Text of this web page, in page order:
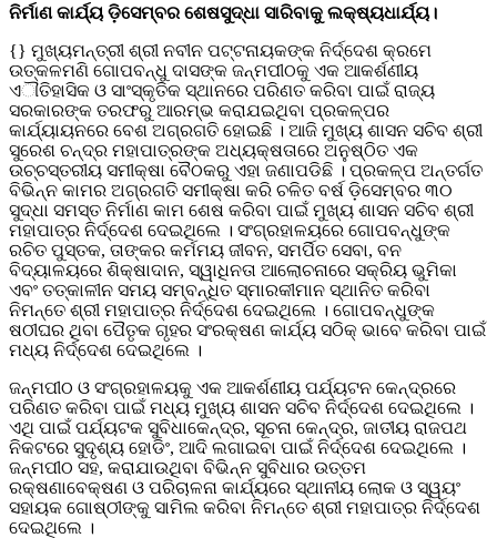
ନିର୍ମାଣ କାର୍ଯ୍ୟ ଡ଼ିସେମ୍ବର ଶେଷସୁଦ୍ଧା ସାରିବାକୁ ଲକ୍ଷ୍ୟଧାର୍ଯ୍ୟ।
{} ମୁଖ୍ୟମନ୍ତ୍ରୀ ଶ୍ରୀ ନବୀନ ପଟ୍ଟନାୟକଙ୍କ ନିର୍ଦ୍ଦେଶ କ୍ରମେ
ଉତ୍କଳମଣି ଗୋପବନ୍ଧୁ ଦାସଙ୍କ ଜନ୍ମପୀଠକୁ ଏକ ଆକର୍ଶଣୀୟ
ଏୗତିହାସିକ ଓ ସାଂସ୍କୃତିକ ସ୍ଥାନରେ ପରିଣତ କରିବା ପାଇଁ ରାଜ୍ୟ
ସରକାରଙ୍କ ତରଫରୁ ଆରମ୍ଭ କରାଯଇଥିବା ପ୍ରକଳ୍ପର
କାର୍ଯ୍ୟାୟନରେ ବେଶ ଅଗ୍ରଗତି ହୋଇଛି । ଆଜି ମୁଖ୍ୟ ଶାସନ ସଚିବ ଶ୍ରୀ
ସୁରେଶ ଚନ୍ଦ୍ର ମହାପାତ୍ରଙ୍କ ଅଧ୍ୟକ୍ଷତାରେ ଅନୁଷ୍ଠିତ ଏକ
ଉଚ୍ଚସ୍ତରୀୟ ସମୀକ୍ଷା ବୈଠକରୁ ଏହା ଜଣାପଡିଛି । ପ୍ରକଳ୍ପ ଅନ୍ତର୍ଗତ
ବିଭିନ୍ନ କାମର ଅଗ୍ରଗତି ସମୀକ୍ଷା କରି ଚଳିତ ବର୍ଷ ଡ଼ିସେମ୍ବର ୩୦
ସୁଦ୍ଧା ସମସ୍ତ ନିର୍ମାଣ କାମ ଶେଷ କରିବା ପାଇଁ ମୁଖ୍ୟ ଶାସନ ସଚିବ ଶ୍ରୀ
ମହାପାତ୍ର ନିର୍ଦ୍ଦେଶ ଦେଇଥିଲେ । ସଂଗ୍ରହାଳୟରେ ଗୋପବନ୍ଧୁଙ୍କ
ରଚିତ ପୁସ୍ତକ, ତାଙ୍କର କର୍ମମୟ ଜୀବନ, ସମର୍ପିତ ସେବା, ବନ
ବିଦ୍ୟାଳୟରେ ଶିକ୍ଷାଦାନ, ସ୍ୱାଧିନତା ଆଲୋଚନାରେ ସକ୍ରିୟ ଭୁମିକା
ଏବଂ ତତ୍କାଳୀନ ସମୟ ସମ୍ବନ୍ଧିତ ସ୍ମାରକୀମାନ ସ୍ଥାନିତ କରିବା
ନିମନ୍ତେ ଶ୍ରୀ ମହାପାତ୍ର ନିର୍ଦ୍ଦେଶ ଦେଇଥିଲେ । ଗୋପବନ୍ଧୁଙ୍କ
ଷଠୀଘର ଥିବା ପୈତୃକ ଗୃହର ସଂରକ୍ଷଣ କାର୍ଯ୍ୟ ସଠିକ୍ ଭାବେ କରିବା ପାଇଁ
ମଧ୍ୟ ନିର୍ଦ୍ଦେଶ ଦେଇଥିଲେ ।
ଜନ୍ମପୀଠ ଓ ସଂଗ୍ରହାଳୟକୁ ଏକ ଆକର୍ଶଣୀୟ ପର୍ଯ୍ୟଟନ କେନ୍ଦ୍ରରେ
ପରିଣତ କରିବା ପାଇଁ ମଧ୍ୟ ମୁଖ୍ୟ ଶାସନ ସଚିବ ନିର୍ଦ୍ଦେଶ ଦେଇଥିଲେ ।
ଏଥି ପାଇଁ ପର୍ଯ୍ୟଟକ ସୁବିଧାକେନ୍ଦ୍ର, ସୂଚନା କେନ୍ଦ୍ର, ଜାତୀୟ ରାଜପଥ
ନିକଟରେ ସୁଦୃଶ୍ୟ ହୋଡିଂ, ଆଦି ଲଗାଇବା ପାଇଁ ନିର୍ଦ୍ଦେଶ ଦେଇଥିଲେ ।
ଜନ୍ମପୀଠ ସହ, କରାଯାଉଥିବା ବିଭିନ୍ନ ସୁବିଧାର ଉତ୍ତମ
ରକ୍ଷଣାବେକ୍ଷଣ ଓ ପରିଚାଳନା କାର୍ଯ୍ୟରେ ସ୍ଥାନୀୟ ଲୋକ ଓ ସ୍ୱୟଂ
ସହାୟକ ଗୋଷ୍ଠୀଙ୍କୁ ସାମିଲ କରିବା ନିମନ୍ତେ ଶ୍ରୀ ମହାପାତ୍ର ନିର୍ଦ୍ଦେଶ
ଦେଇଥିଲେ ।